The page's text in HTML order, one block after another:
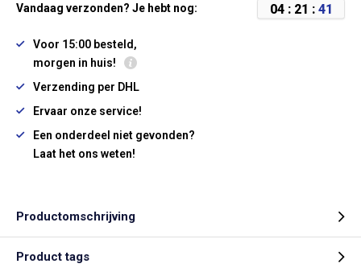
Vandaag verzonden? Je hebt nog: 04: 21 : 40
Voor 15:00 besteld,
morgen in huis!
Verzending per DHL
Ervaar onze service!
Een onderdeel niet gevonden?
Laat het ons weten!
Productomschrijving
Product tags